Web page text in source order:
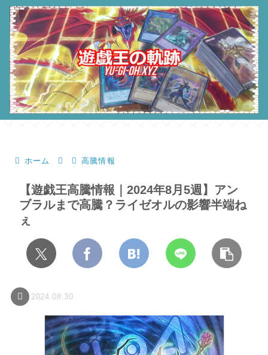
ホーム 高騰情報
【遊戯王高騰情報｜2024年8月5週】アン
ブラルまで高騰？ライゼオルの影響半端ね
ぇ
2024.08.30